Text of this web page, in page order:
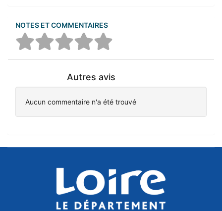
NOTES ET COMMENTAIRES
Autres avis
Aucun commentaire n'a été trouvé